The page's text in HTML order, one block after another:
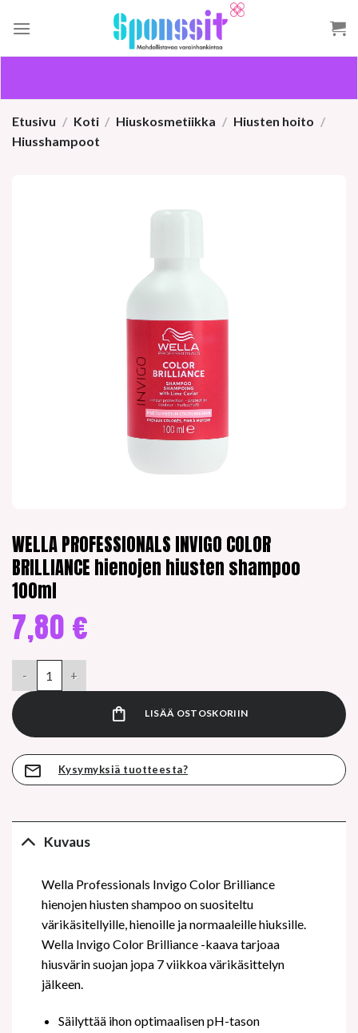
Etusivu / Koti / Hiuskosmetiikka / Hiusten hoito /
Hiusshampoot
WELLA PROFESSIONALS INVIGO COLOR
BRILLIANCE hienojen hiusten shampoo
100ml
7,80 €
LISÄÄ OSTOSKORIIN
Kysymyksiä tuotteesta?
Kuvaus
Wella Professionals Invigo Color Brilliance
hienojen hiusten shampoo on suositeltu
värikäsitellyille, hienoille ja normaaleille hiuksille.
Wella Invigo Color Brilliance -kaava tarjoaa
hiusvärin suojan jopa 7 viikkoa värikäsittelyn
jälkeen.
Säilyttää ihon optimaalisen pH-tason